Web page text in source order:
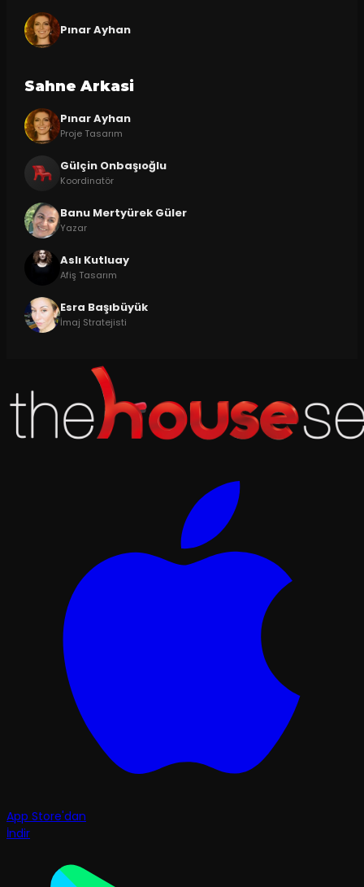
Pınar Ayhan
Sahne Arkasi
Pınar Ayhan
Proje Tasarım
Gülçin Onbaşıoğlu
Koordinatör
Banu Mertyürek Güler
Yazar
Aslı Kutluay
Afiş Tasarım
Esra Başıbüyük
İmaj Stratejisti
App Store'dan
İndir